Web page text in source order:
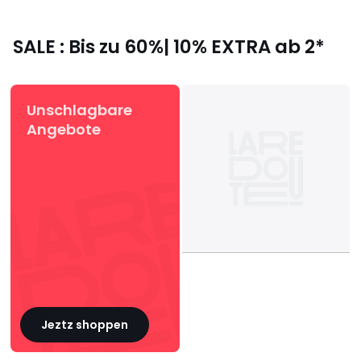
SALE : Bis zu 60%| 10% EXTRA ab 2*
Unschlagbare
Angebote
Jeztz shoppen